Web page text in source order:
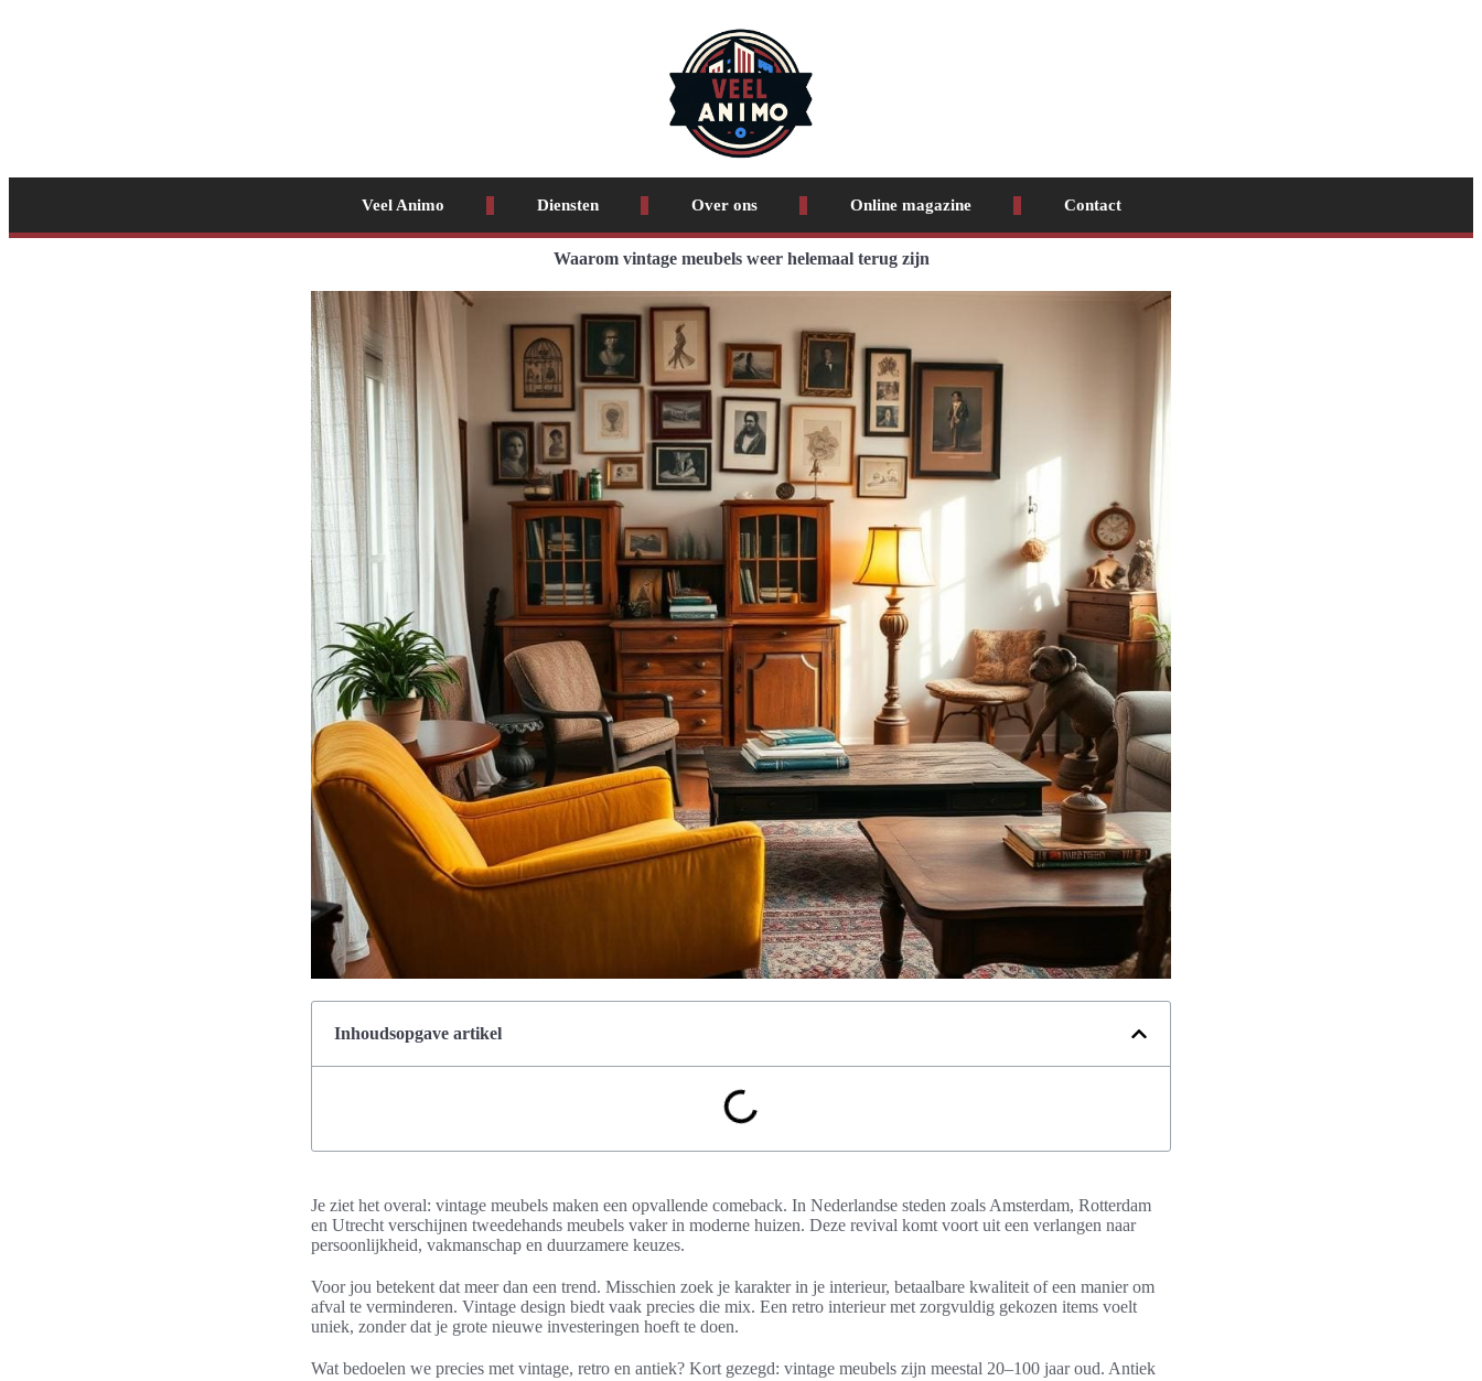
Veel Animo Diensten Over ons Online magazine Contact
Waarom vintage meubels weer helemaal terug zijn
Inhoudsopgave artikel
Je ziet het overal: vintage meubels maken een opvallende comeback. In Nederlandse steden zoals Amsterdam, Rotterdam
en Utrecht verschijnen tweedehands meubels vaker in moderne huizen. Deze revival komt voort uit een verlangen naar
persoonlijkheid, vakmanschap en duurzamere keuzes.
Voor jou betekent dat meer dan een trend. Misschien zoek je karakter in je interieur, betaalbare kwaliteit of een manier om
afval te verminderen. Vintage design biedt vaak precies die mix. Een retro interieur met zorgvuldig gekozen items voelt
uniek, zonder dat je grote nieuwe investeringen hoeft te doen.
Wat bedoelen we precies met vintage, retro en antiek? Kort gezegd: vintage meubels zijn meestal 20–100 jaar oud. Antiek